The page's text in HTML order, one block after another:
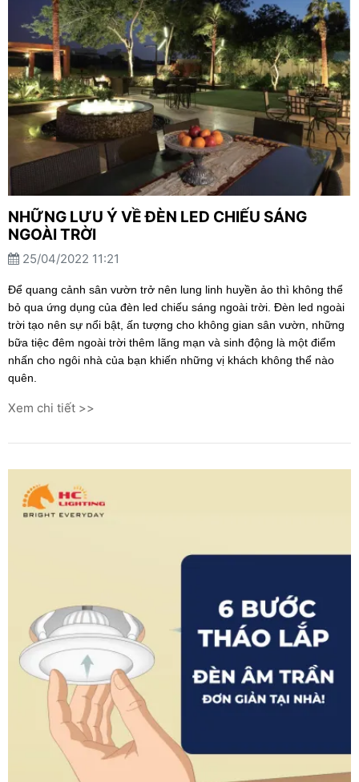
NHỮNG LƯU Ý VỀ ĐÈN LED CHIẾU SÁNG
NGOÀI TRỜI
25/04/2022 11:21
Để quang cảnh sân vườn trở nên lung linh huyền ảo thì không thể
bỏ qua ứng dụng của đèn led chiếu sáng ngoài trời. Đèn led ngoài
trời tạo nên sự nổi bật, ấn tượng cho không gian sân vườn, những
bữa tiệc đêm ngoài trời thêm lãng mạn và sinh động là một điểm
nhấn cho ngôi nhà của bạn khiến những vị khách không thể nào
quên.
Xem chi tiết >>